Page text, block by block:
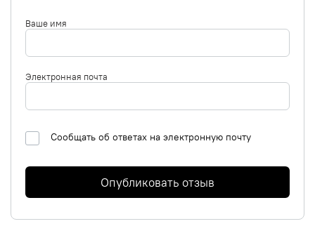
Ваше имя
Электронная почта
Сообщать об ответах на электронную почту
Опубликовать отзыв